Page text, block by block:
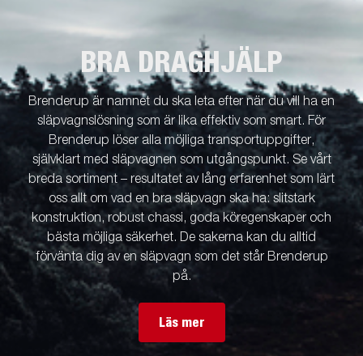
BRA DRAGHJÄLP
Brenderup är namnet du ska leta efter när du vill ha en
släpvagnslösning som är lika effektiv som smart. För
Brenderup löser alla möjliga transportuppgifter,
självklart med släpvagnen som utgångspunkt. Se vårt
breda sortiment – resultatet av lång erfarenhet som lärt
oss allt om vad en bra släpvagn ska ha: slitstark
konstruktion, robust chassi, goda köregenskaper och
bästa möjliga säkerhet. De sakerna kan du alltid
förvänta dig av en släpvagn som det står Brenderup
på.
Läs mer